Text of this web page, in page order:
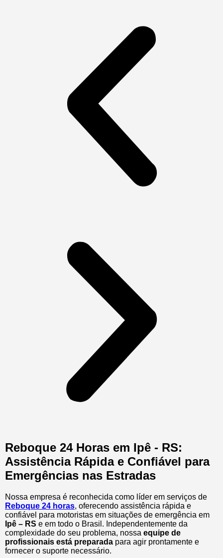
Reboque 24 Horas em Ipê - RS:
Assistência Rápida e Confiável para
Emergências nas Estradas
Nossa empresa é reconhecida como líder em serviços de
Reboque 24 horas, oferecendo assistência rápida e
confiável para motoristas em situações de emergência em
Ipê – RS e em todo o Brasil. Independentemente da
complexidade do seu problema, nossa equipe de
profissionais está preparada para agir prontamente e
fornecer o suporte necessário.